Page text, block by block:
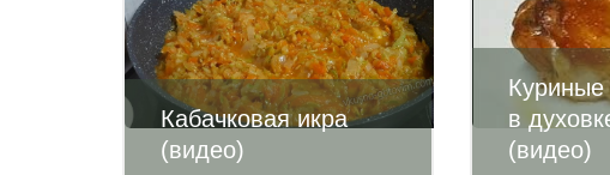
Кабачковая икра
(видео)
в
(видео)